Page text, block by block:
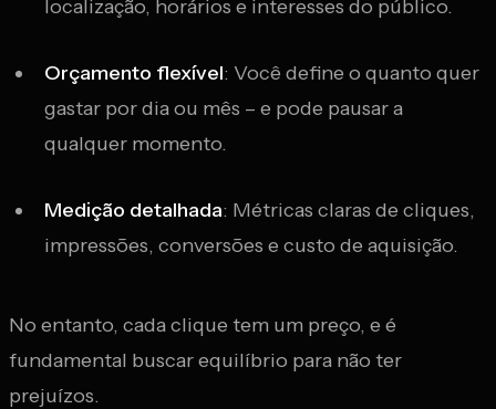
localização, horários e interesses do público.
Orçamento flexível: Você define o quanto quer
gastar por dia ou mês – e pode pausar a
qualquer momento.
Medição detalhada: Métricas claras de cliques,
impressões, conversões e custo de aquisição.
No entanto, cada clique tem um preço, e é
fundamental buscar equilíbrio para não ter
prejuízos.